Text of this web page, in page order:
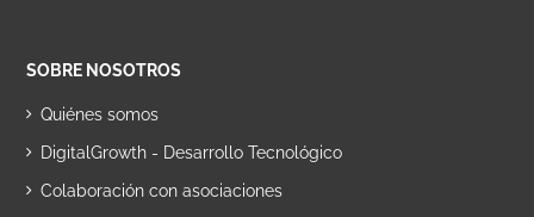
SOBRE NOSOTROS
Quiénes somos
DigitalGrowth - Desarrollo Tecnológico
Colaboración con asociaciones